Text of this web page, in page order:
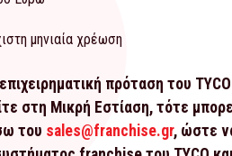
μηνιαία χρέωση
πρόταση του
στη Μικρή Εστίαση, τότε
του sales@franchise.gr, ώστε